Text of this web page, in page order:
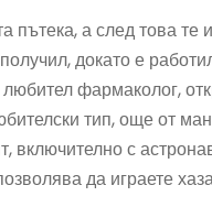
а след това те
докато е
фармаколог,
тип, още от
включително с
да играете